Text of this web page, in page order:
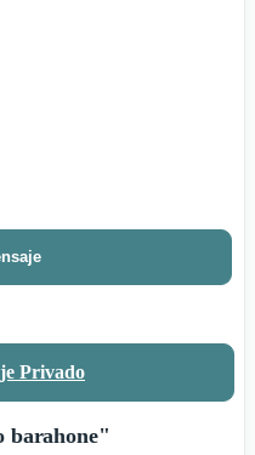
Privado
barahone"